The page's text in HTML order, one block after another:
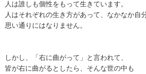
人は誰しも個性をもって生きています。
人はそれぞれの生き方があって、なかなか自
思い通りにはなりません。
しかし、「右に曲がって」と言われて、
皆が右に曲がるとしたら、そんな世の中も